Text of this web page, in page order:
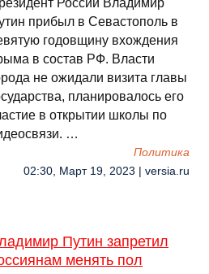
России Владимир
прибыл в Севастополь в
годовщину вхождения
в состав РФ. Власти
не ожидали визита главы
планировалось его
в открытии школы по
…
Политика
02:30, Март 19, 2023 | versia.ru
Путин запретил
менять пол